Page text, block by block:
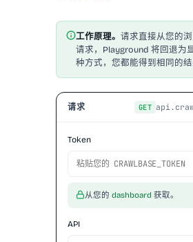
工作原理。 请求直接从您的
请求，Playground 将回退为
种方式，您都能得到相同的结
请求 GET
Token
从您的 dashboard 获取。
API